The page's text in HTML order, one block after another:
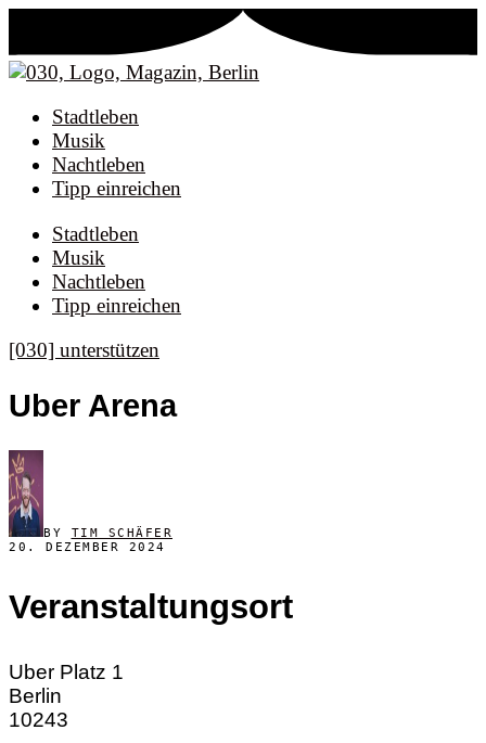
Stadtleben
Musik
Nachtleben
Tipp einreichen
Stadtleben
Musik
Nachtleben
Tipp einreichen
[030] unterstützen
Uber Arena
BY TIM SCHÄFER
20. DEZEMBER 2024
Veranstaltungsort
Uber Platz 1
Berlin
10243